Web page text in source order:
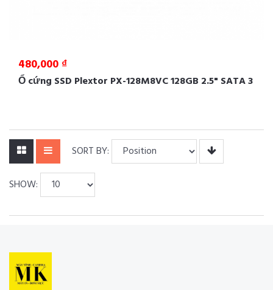
480,000 ₫
Ổ cứng SSD Plextor PX-128M8VC 128GB 2.5" SATA 3
SORT BY:
SHOW: